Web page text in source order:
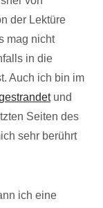
der Lektüre
mag nicht
in die
Auch ich bin im
und
Seiten des
sehr berührt
ich eine